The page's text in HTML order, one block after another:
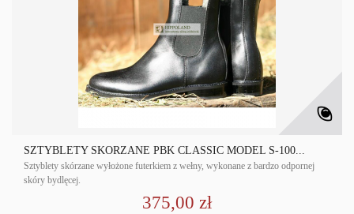
SZTYBLETY SKÓRZANE PBK CLASSIC MODEL S-100...
Sztyblety skórzane wyłożone futerkiem z wełny, wykonane z bardzo odpornej
skóry bydlęcej.
375,00 zł